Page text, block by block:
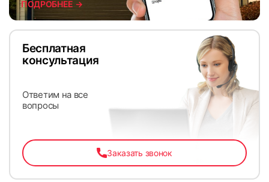
ПОДРОБНЕЕ →
Бесплатная
консультация
Ответим на все
вопросы
Заказать звонок
47
49 50